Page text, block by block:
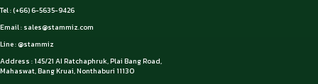
Tel : (+66) 6-5635-9426
Email : sales@stammiz.com
Line : @stammiz
Address : 145/21 AI Ratchaphruk, Plai Bang Road,
Mahaswat, Bang Kruai, Nonthaburi 11130